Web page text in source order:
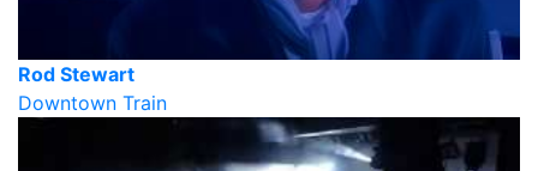
Rod Stewart
Downtown Train